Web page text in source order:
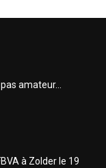
amateur…
à Zolder le 19